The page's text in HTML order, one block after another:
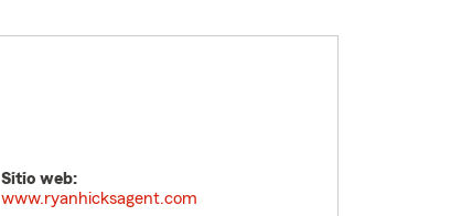
Sitio web:
www.ryanhicksagent.com